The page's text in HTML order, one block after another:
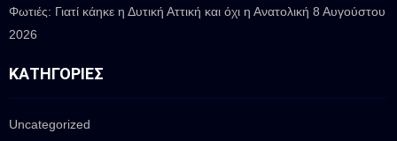
Φωτιές: Γιατί κάηκε η Δυτική Αττική και όχι η Ανατολική 8 Αυγούστου
2026
ΚΑΤΗΓΟΡΊΕΣ
Uncategorized